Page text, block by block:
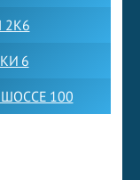
2К6
6
100